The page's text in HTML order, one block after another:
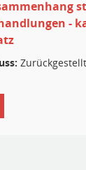
-
Zurückgestellt